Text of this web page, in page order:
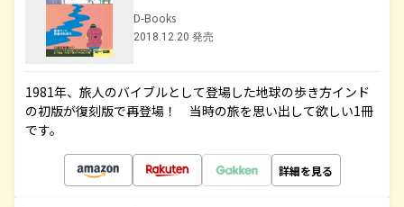
D-Books
2018.12.20 発売
1981年、旅人のバイブルとして登場した地球の歩き方インド
の初版が復刻版で再登場！ 当時の旅を思い出して欲しい1冊
です。
詳細を見る